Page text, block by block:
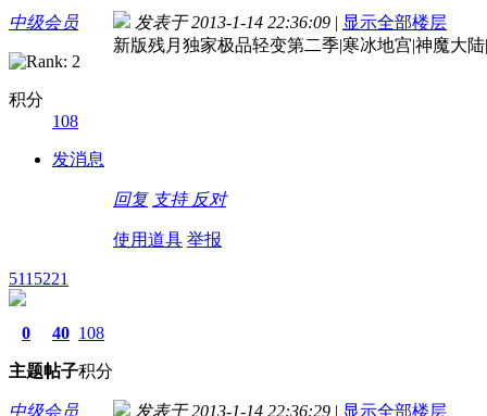
中级会员
积分
108
发消息
发表于 2013-1-14 22:36:09 | 显示全部楼层
新版残月独家极品轻变第二季|寒冰地宫|神魔大
回复 支持 反对
使用道具 举报
5115221
0
主题
40
帖子
108
积分
中级会员 发表于 2013-1-14 22:36:29 | 显示全部楼层